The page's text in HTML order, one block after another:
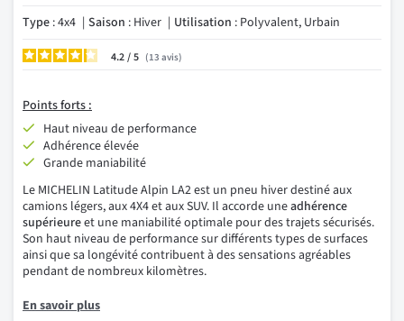
Type : 4x4 Saison : Hiver Utilisation : Polyvalent, Urbain
4.2/ 13 avis
Points forts :
Haut niveau de performance
Adhérence élevée
Grande maniabilité
Le MICHELIN Latitude Alpin LA2 est un pneu hiver destiné aux
camions légers, aux 4X4 et aux SUV. Il accorde uneadhérence
supérieureet une maniabilité optimale pour des trajets sécurisés.
Son haut niveau de performance sur différents types de surfaces
ainsi que sa longévité contribuent à des sensations agréables
pendant de nombreux kilomètres.
En savoir plus